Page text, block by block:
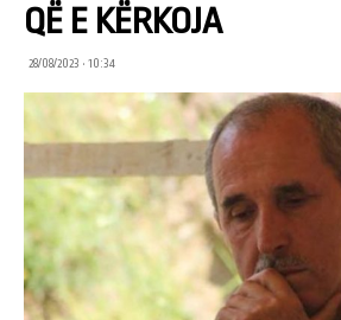
QË E KËRKOJA
28/08/2023 • 10:34